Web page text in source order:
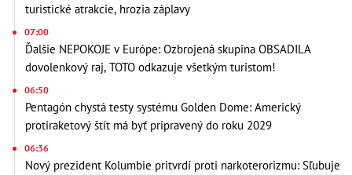
turistické atrakcie, hrozia záplavy
07:00
Ďalšie NEPOKOJE v Európe: Ozbrojená skupina OBSADILA
dovolenkový raj, TOTO odkazuje všetkým turistom!
06:50
Pentagón chystá testy systému Golden Dome: Americký
protiraketový štít má byť pripravený do roku 2029
06:36
Nový prezident Kolumbie pritvrdí proti narkoterorizmu: Sľubuje